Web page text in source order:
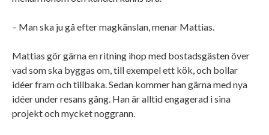
– Man ska ju gå efter magkänslan, menar Mattias.
Mattias gör gärna en ritning ihop med bostadsgästen över
vad som ska byggas om, till exempel ett kök, och bollar
idéer fram och tillbaka. Sedan kommer han gärna med nya
idéer under resans gång. Han är alltid engagerad i sina
projekt och mycket noggrann.